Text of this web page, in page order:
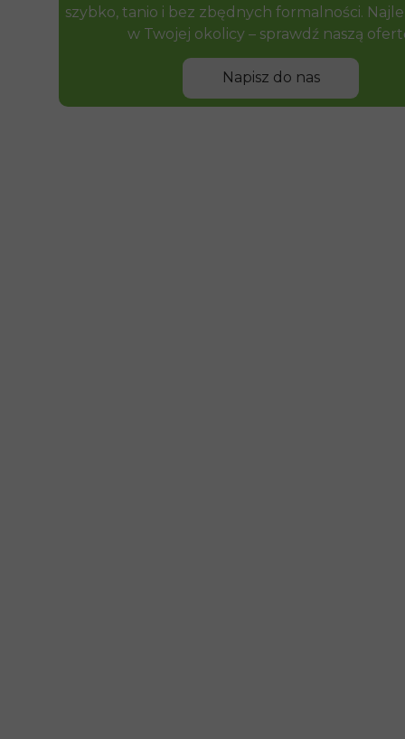
Napisz do nas
szybko, tanio i bez zbędnych formalności.
w Twojej okolicy – sprawdź naszą